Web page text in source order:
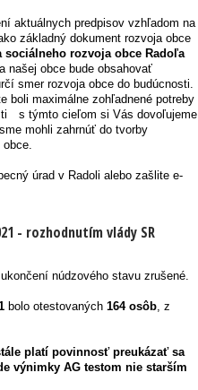
aktuálnych predpisov vzhľadom na
základný dokument rozvoja obce
sociálneho rozvoja obce Radoľa
našej obce bude obsahovať
smer rozvoja obce do budúcnosti.
boli maximálne zohľadnené potreby
s týmto cieľom si Vás dovoľujeme
mohli zahrnúť do tvorby
obce.
úrad v Radoli alebo zašlite e-
- rozhodnutím vlády SR
núdzového stavu zrušené.
bolo otestovaných 164 osôb, z
platí povinnosť preukázať sa
výnimky AG testom nie starším